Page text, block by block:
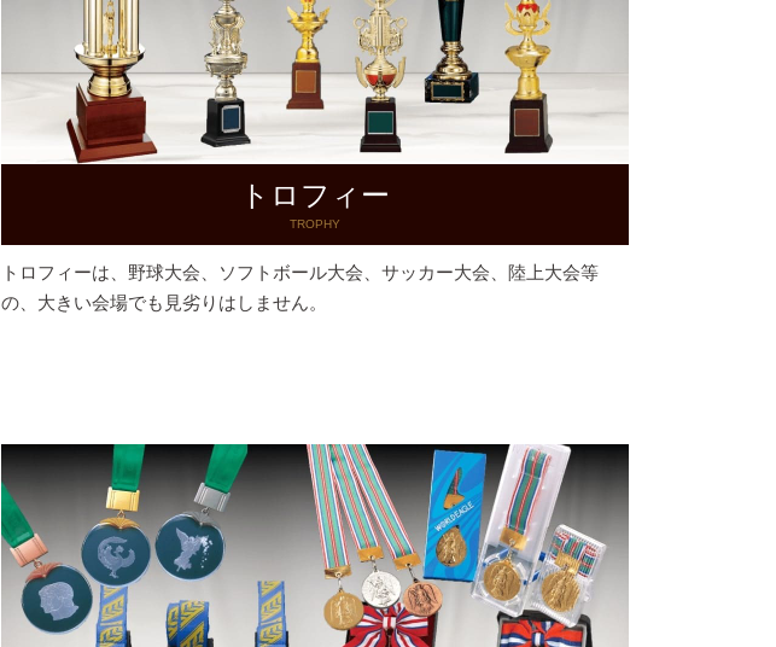
トロフィー
TROPHY
トロフィーは、野球大会、ソフトボール大会、サッカー大会、陸上大会等
の、大きい会場でも見劣りはしません。